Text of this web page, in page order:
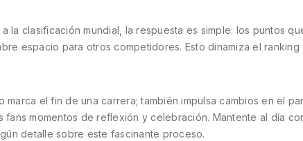
la clasificación mundial, la respuesta es simple: los puntos
espacio para otros competidores. Esto dinamiza el ranking
el fin de una carrera; también impulsa cambios en el
momentos de reflexión y celebración. Mantente al día
detalle sobre este fascinante proceso.